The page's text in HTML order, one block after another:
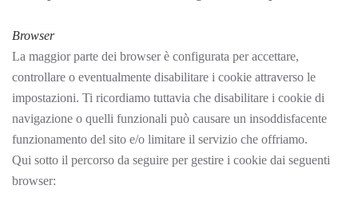
Browser
La maggior parte dei browser è configurata per accettare,
controllare o eventualmente disabilitare i cookie attraverso le
impostazioni. Ti ricordiamo tuttavia che disabilitare i cookie di
navigazione o quelli funzionali può causare un insoddisfacente
funzionamento del sito e/o limitare il servizio che offriamo.
Qui sotto il percorso da seguire per gestire i cookie dai seguenti
browser: